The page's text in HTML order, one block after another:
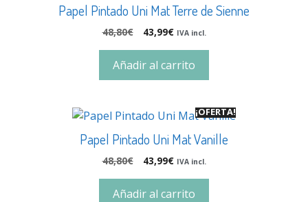
Papel Pintado Uni Mat Terre de Sienne
48,80€ 43,99€ IVA incl.
Añadir al carrito
¡OFERTA!
Papel Pintado Uni Mat Vanille
48,80€ 43,99€ IVA incl.
Añadir al carrito